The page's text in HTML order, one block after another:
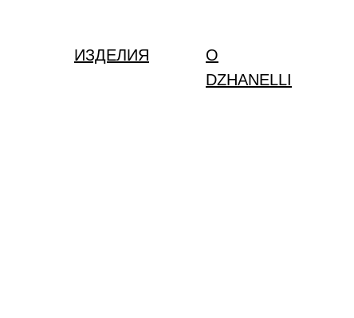
ИЗДЕЛИЯ
О
DZHANELLI